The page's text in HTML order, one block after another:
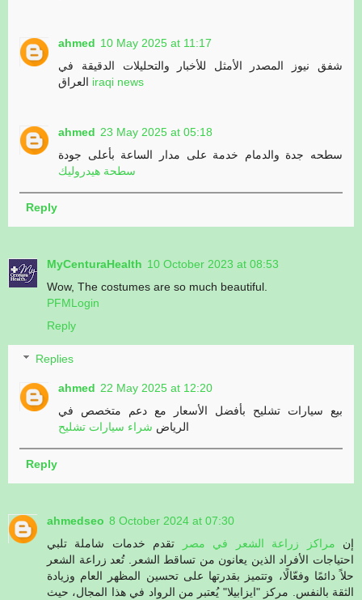
ahmed 10 May 2025 at 11:17
شفق نيوز المصدر الأمثل للأخبار والتحليلات الدقيقة في
iraqi news
ahmed 23 May 2025 at 05:18
سطحه جدة والدمام خدمة على مدار الساعة بأعلى جودة
سطحة هيدروليك
Reply
MyCenturaHealth 10 October 2023 at 08:53
Wow, The costumes are so much beautiful.
PFMLogin
Reply
Replies
ahmed 22 May 2025 at 12:20
بيع سيارات تشليح بأفضل الأسعار مع دعم متخصص في
الرياض شراء سيارات تشليح
Reply
ahmedseo 8 October 2024 at 07:30
إن مراكز زراعة الشعر في مصر
تقدم خدمات شاملة تلبي
احتياجات الأفراد الذين يعانون من تساقط الشعر. تُعد زراعة الشعر
حلاً دائمًا وفعّالًا، وتتميز بقدرتها على تحسين المظهر العام وزيادة
الثقة بالنفس. مركز "ايزابيلا" يُعتبر من الرواد في هذا المجال، حيث